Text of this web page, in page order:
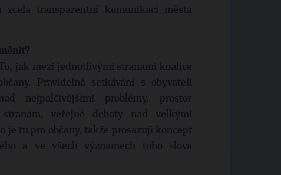
transparentní komunikaci města
jak mezi jednotlivými stranami koalice
Pravidelná setkávání s obyvateli
nejpalčivějšími problémy, prostor
veřejné debaty nad velkými
je tu pro občany, takže prosazuji koncept
a ve všech významech toho slova